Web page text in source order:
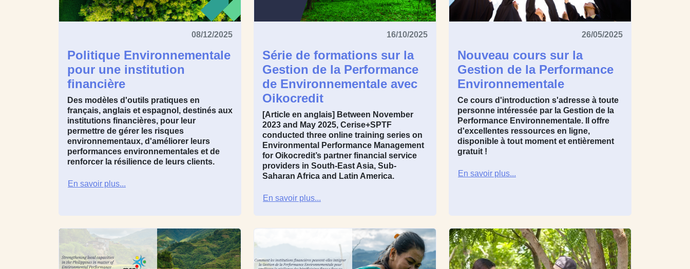
08/12/2025
Politique Environnementale
pour une institution
financière
Des modèles d'outils pratiques en
français, anglais et espagnol, destinés aux
institutions financières, pour leur
permettre de gérer les risques
environnementaux, d'améliorer leurs
performances environnementales et de
renforcer la résilience de leurs clients.
En savoir plus...
16/10/2025
Série de formations sur la
Gestion de la Performance
de Environnementale avec
Oikocredit
[Article en anglais] Between November
2023 and May 2025, Cerise+SPTF
conducted three online training series on
Environmental Performance Management
for Oikocredit’s partner financial service
providers in South-East Asia, Sub-
Saharan Africa and Latin America.
En savoir plus...
26/05/2025
Nouveau cours sur la
Gestion de la Performance
Environnementale
Ce cours d'introduction s'adresse à toute
personne intéressée par la Gestion de la
Performance Environnementale. Il offre
d'excellentes ressources en ligne,
disponible à tout moment et entièrement
gratuit !
En savoir plus...